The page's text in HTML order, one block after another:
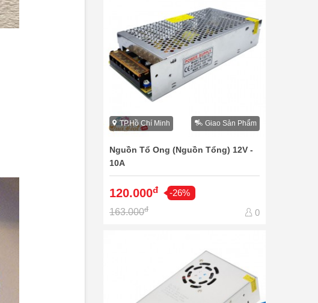
TP.Hồ Chí Minh Giao Sản Phẩm
Nguồn Tổ Ong (Nguồn Tổng) 12V -
10A
120.000đ
-26%
163.000đ 0